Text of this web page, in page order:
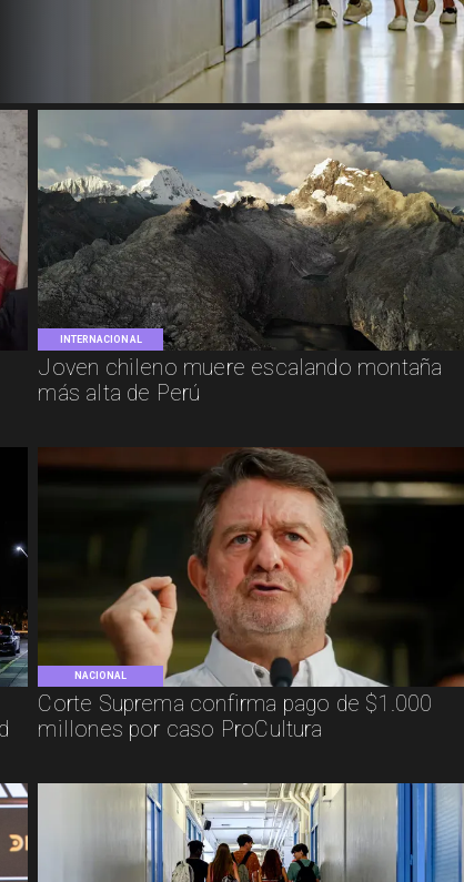
INTERNACIONAL
Joven chileno muere escalando montaña
más alta de Perú
NACIONAL
Corte Suprema confirma pago de $1.000
millones por caso ProCultura